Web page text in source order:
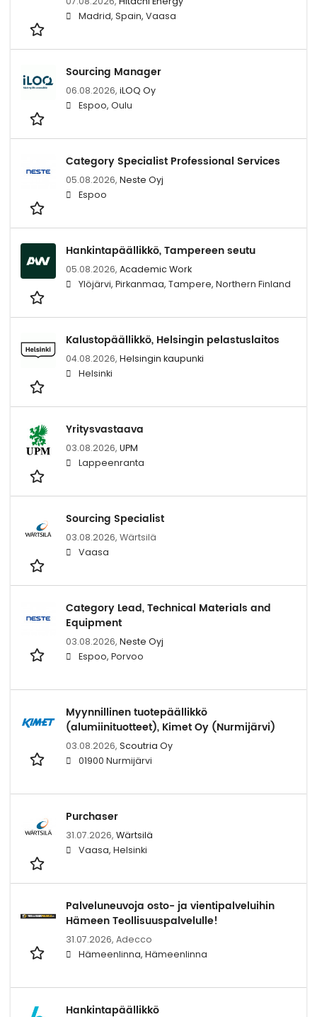
Madrid, Spain, Vaasa
Sourcing Manager
06.08.2026, iLOQ Oy
Espoo, Oulu
Category Specialist Professional Services
05.08.2026, Neste Oyj
Espoo
Hankintapäällikkö, Tampereen seutu
05.08.2026, Academic Work
Ylöjärvi, Pirkanmaa, Tampere, Northern Finland
Kalustopäällikkö, Helsingin pelastuslaitos
04.08.2026, Helsingin kaupunki
Helsinki
Yritysvastaava
03.08.2026, UPM
Lappeenranta
Sourcing Specialist
03.08.2026, Wärtsilä
Vaasa
Category Lead, Technical Materials and
Equipment
03.08.2026, Neste Oyj
Espoo, Porvoo
Myynnillinen tuotepäällikkö
(alumiinituotteet), Kimet Oy (Nurmijärvi)
03.08.2026, Scoutria Oy
01900 Nurmijärvi
Purchaser
31.07.2026, Wärtsilä
Vaasa, Helsinki
Palveluneuvoja osto- ja vientipalveluihin
Hämeen Teollisuuspalvelulle!
31.07.2026, Adecco
Hämeenlinna, Hämeenlinna
Hankintapäällikkö